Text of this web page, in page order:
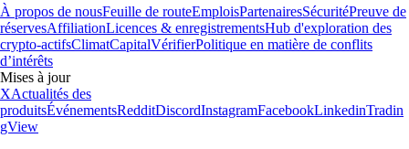
À propos de nousFeuille de routeEmploisPartenairesSécuritéPreuve de
réservesAffiliationLicences & enregistrementsHub d'exploration des
crypto-actifsClimatCapitalVérifierPolitique en matière de conflits
d’intérêts
Mises à jour
XActualités des
produitsÉvénementsRedditDiscordInstagramFacebookLinkedinTradin
gView